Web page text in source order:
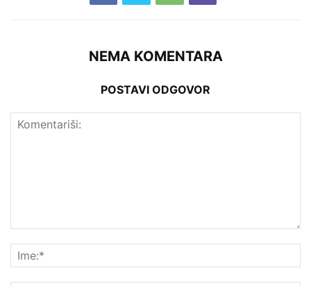
NEMA KOMENTARA
POSTAVI ODGOVOR